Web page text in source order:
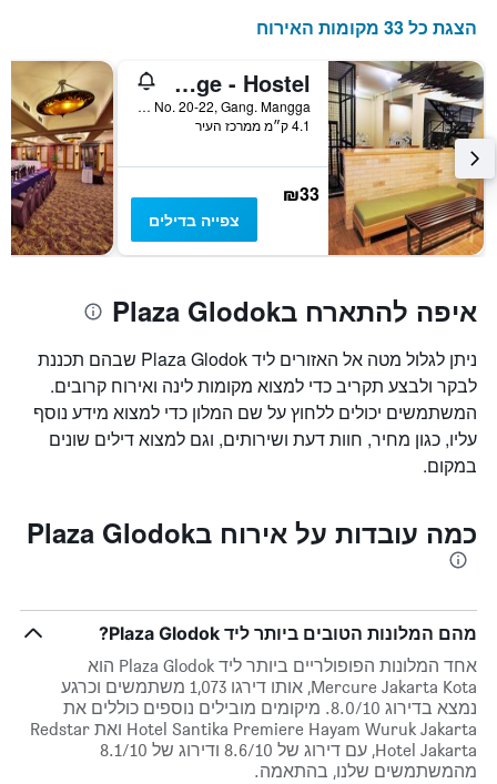
הצגת כל 33 מקומות האירוח
The Packer Lodge - Hostel
Jl. Kemurnian IV No. 20-22, Gang. Mangga, ג'קרטה, אינדונזיה
4.1 ק״מ ממרכז העיר
₪33
צפייה בדילים
איפה להתארח בPlaza Glodok
ניתן לגלול מטה אל האזורים ליד Plaza Glodok שבהם תכננת
לבקר ולבצע תקריב כדי למצוא מקומות לינה ואירוח קרובים.
המשתמשים יכולים ללחוץ על שם המלון כדי למצוא מידע נוסף
עליו, כגון מחיר, חוות דעת ושירותים, וגם למצוא דילים שונים
במקום.
כמה עובדות על אירוח בPlaza Glodok
מהם המלונות הטובים ביותר ליד Plaza Glodok?
אחד המלונות הפופולריים ביותר ליד Plaza Glodok הוא
Mercure Jakarta Kota, אותו דירגו 1,073 משתמשים וכרגע
נמצא בדירוג 8.0/10. מיקומים מובילים נוספים כוללים את
Hotel Santika Premiere Hayam Wuruk Jakarta ואת Redstar
Hotel Jakarta, עם דירוג של 8.6/10 ודירוג של 8.1/10
מהמשתמשים שלנו, בהתאמה.